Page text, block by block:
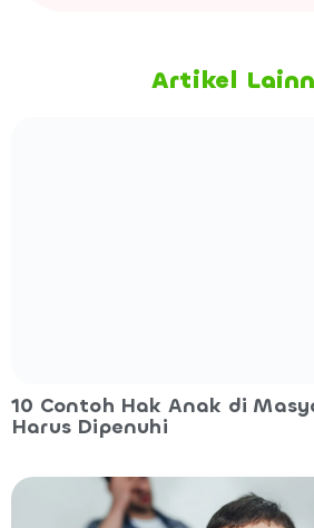
Artikel
10 Contoh Hak Anak di
Harus Dipenuhi